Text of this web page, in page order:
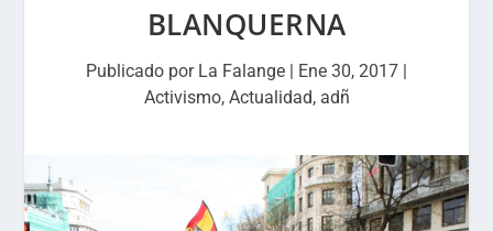
BLANQUERNA
Publicado por La Falange | Ene 30, 2017 |
Activismo, Actualidad, adñ